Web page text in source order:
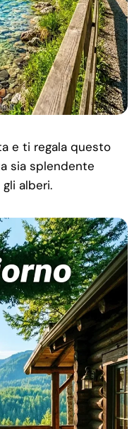
e ti regala questo
sia splendente
alberi.